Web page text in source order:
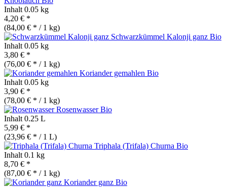
Inhalt 0.05 kg
4,20 € *
(84,00 € * / 1 kg)
Schwarzkümmel Kalonji ganz Bio
Inhalt 0.05 kg
3,80 € *
(76,00 € * / 1 kg)
Koriander gemahlen Bio
Inhalt 0.05 kg
3,90 € *
(78,00 € * / 1 kg)
RosenwasserBio
Inhalt 0.25 L
5,99 € *
(23,96 € * / 1 L)
Triphala (Trifala) Churna Bio
Inhalt 0.1 kg
8,70 € *
(87,00 € * / 1 kg)
Koriander ganz Bio